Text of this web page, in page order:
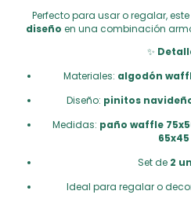
Perfecto para usar o regalar,
diseño en una combinación
✨
Materiales: algodón
Diseño: pinitos
Medidas: paño waffle
Set de 2
Ideal para regalar o